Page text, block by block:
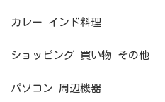
カレー インド料理
ショッピング 買い物 その他
パソコン 周辺機器